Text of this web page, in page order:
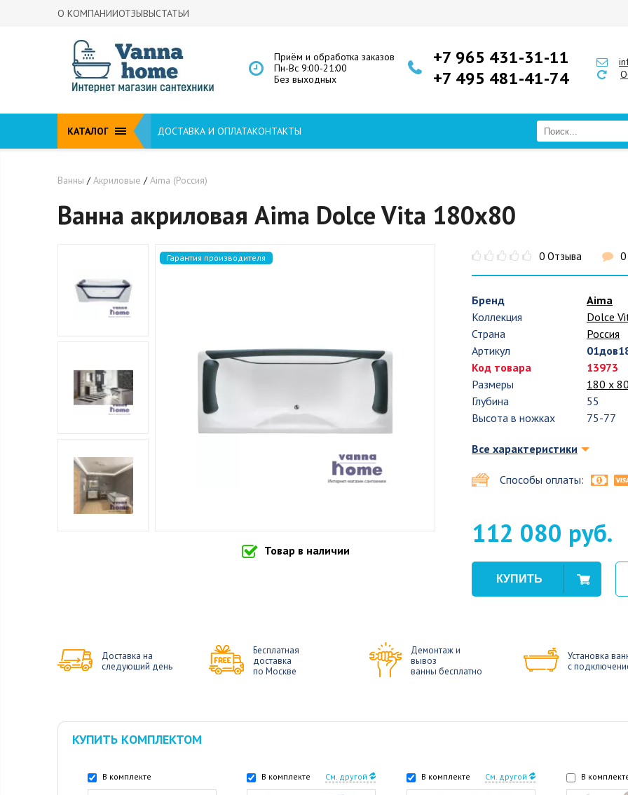
О КОМПАНИИОТЗЫВЫСТАТЬИ
Приём и обработка заказов
Пн-Вс 9:00-21:00
Без выходных
+7 965 431-31-11
+7 495 481-41-74
КАТАЛОГ ДОСТАВКА И ОПЛАТАКОНТАКТЫ
Ванны /Акриловые /Aima (Россия)
Ванна акриловая Aima Dolce Vita 180x80
Гарантия производителя
Товар в наличии
0 Отзыва 0
Бренд
Aima
Коллекция
Dolce
Страна
Россия
Артикул
Код товара
13973
Размеры
180 x
Глубина
55
Высота в ножках
75-77
Все характеристики
Способы оплаты:
112 080 руб.
Доставка на
следующий день
Бесплатная
доставка
по Москве
Демонтаж и
вывоз
ванны бесплатно
Установка
с
КУПИТЬ КОМПЛЕКТОМ
В комплекте В комплекте См. другой В комплекте См. другой В